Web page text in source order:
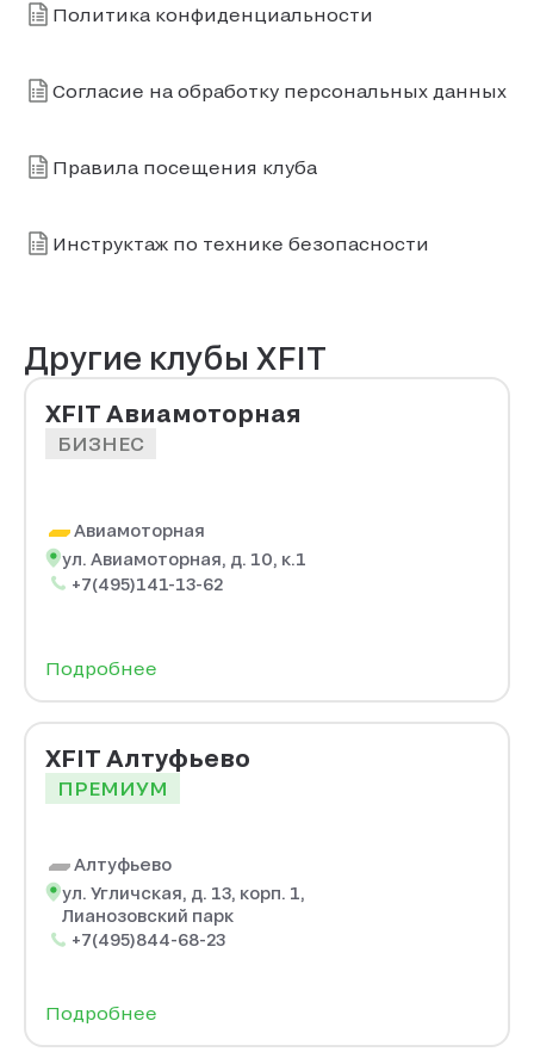
Политика конфиденциальности
Согласие на обработку персональных данных
Правила посещения клуба
Инструктаж по технике безопасности
Другие клубы XFIT
XFIT Авиамоторная
БИЗНЕС
Авиамоторная
ул. Авиамоторная, д. 10, к.1
+7(495)141-13-62
Подробнее
XFIT Алтуфьево
ПРЕМИУМ
Алтуфьево
ул. Угличская, д. 13, корп. 1,
Лианозовский парк
+7(495)844-68-23
Подробнее